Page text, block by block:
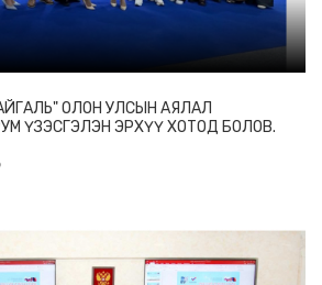
ОЛОН УЛСЫН АЯЛАЛ
ҮЗЭСГЭЛЭН ЭРХҮҮ ХОТОД БОЛОВ.